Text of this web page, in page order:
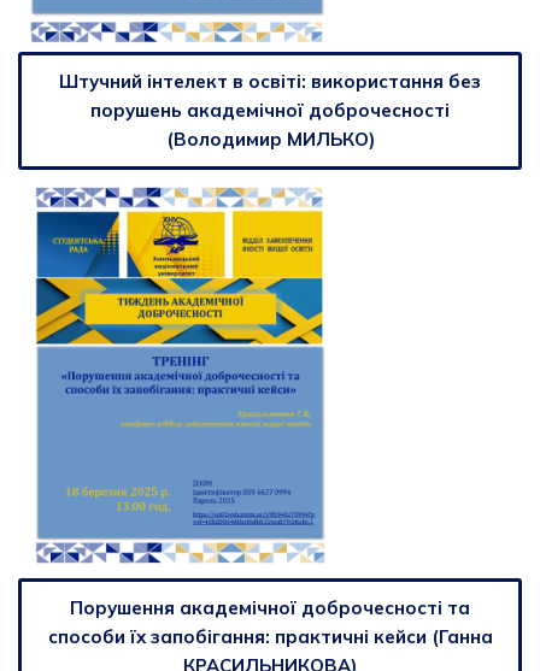
Штучний інтелект в освіті: використання без
порушень академічної доброчесності
(Володимир МИЛЬКО)
Порушення академічної доброчесності та
способи їх запобігання: практичні кейси (Ганна
КРАСИЛЬНИКОВА)